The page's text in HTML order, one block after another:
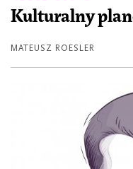
Kulturalny
MATEUSZ ROESLER